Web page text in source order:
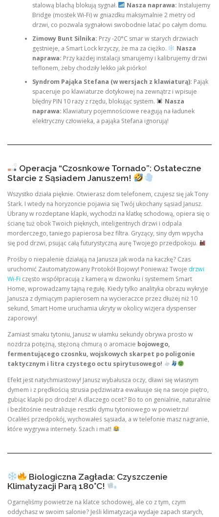
stalową blachą blokują sygnał.
Nasza naprawa: Instalujemy
Bridge (mostek Wi-Fi) w gniazdku maksymalnie 2 metry od
drzwi, co pozwala sygnałowi swobodnie latać po całym domu.
Zimowy Bunt Silnika: Przy -20°C smar w starych drzwiach
gęstnieje, a Smart Lock krzyczy, że ma za ciężko.
Nasza
naprawa: Przy każdej instalacji smarujemy i kalibrujemy drzwi
teflonem, żeby chodziły lekko jak piórko!
Syndrom Pająka Stefana (w wersjach z klawiaturą): Pająk
spaceruje po klawiaturze dotykowej na zewnątrz i wpisuje
błędny PIN 10 razy z rzędu, blokując system.
Nasza
naprawa: Klawiatury pojemnościowe reagują na ładunek
elektryczny człowieka, a pająka Stefana ignorują!
Operacja “Czosnkowe Tornado”: Ostateczne
Starcie z Sąsiadem Januszem!
Wszystko działa pięknie. Otwierasz dom telefonem, czujesz się jak Tony
Stark. I wtedy na horyzoncie pojawia się Twój ukochany sąsiad Janusz.
Ubrany w rozdeptane klapki, wychodzi na klatkę schodową, opiera się o
ścianę tuż obok Twoich pięknych, inteligentnych drzwi i odpala
morderczego, taniego papierosa bez filtra. Gryzący, siny dym wpycha
się pod drzwi, psując całą futurystyczną aurę Twojego przedpokoju.
Prośby o niepalenie działają na Janusza jak woda na kaczkę? Czas
uruchomić Zautomatyzowany Protokół Bojowy! Ponieważ Twoje drzwi
Wi-Fi często współpracują z kamerą w dzwonku i systemem Smart
Home, wprowadzamy tajną regułę. Kiedy tylko analityka obrazu wykryje
Janusza z dymiącym papierosem na wycieraczce przez dłużej niż 10
sekund, Smart Home uruchamia ukryty w okolicy wizjera dyspenser
zaporowy!
Zamiast smaku tytoniu, Janusz w ułamku sekundy obrywa prosto w
nozdrza potężną, stężoną chmurą o aromacie bojowego,
fermentującego czosnku, wojskowych skarpet po poligonie
taktycznym i litra czystego octu spirytusowego!
Efekt jest natychmiastowy! Janusz wybałusza oczy, dławi się własnym
dymem i z prędkością strusia pędziwiatra ewakuuje się na swoje piętro,
gubiąc klapki po drodze! A dlaczego ocet? Bo to on genialnie, naturalnie
i bezlitośnie neutralizuje resztki dymu tytoniowego w powietrzu!
Ocaliłeś przedpokój, wychowałeś sąsiada, a w telefonie masz nagranie,
które wygrywa internety. Szach i mat!
Biologiczna Zagłada: Czyszczenie
Klimatyzacji Parą 180°C!
Ogarnęliśmy powietrze na klatce schodowej, ale co z tym, czym
oddychasz w swoim salonie? Jeśli klimatyzacja wydaje zapach starych,